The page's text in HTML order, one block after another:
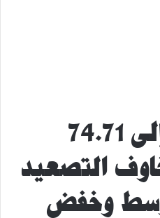
النفط يرتفع إلى 74.71
التصعيد
وخفض